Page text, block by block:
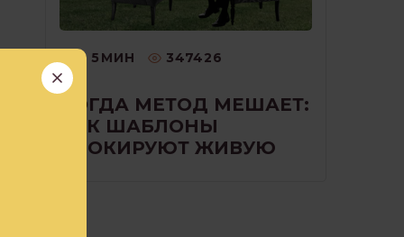
5 МИН 347426
КОГДА МЕТОД МЕШАЕТ:
КАК ШАБЛОНЫ
БЛОКИРУЮТ ЖИВУЮ